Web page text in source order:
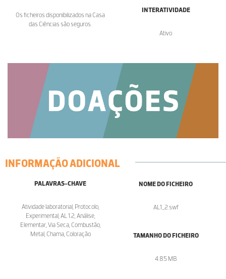
Os ficheiros disponibilizados na Casa
das Ciências são seguros.
INTERATIVIDADE
Ativo
INFORMAÇÃO ADICIONAL
PALAVRAS-CHAVE
Atividade laboratorial, Protocolo,
Experimental, AL 1.2, Análise,
Elementar, Via Seca, Combustão,
Metal, Chama, Coloração
NOME DO FICHEIRO
AL1_2.swf
TAMANHO DO FICHEIRO
4.85 MB